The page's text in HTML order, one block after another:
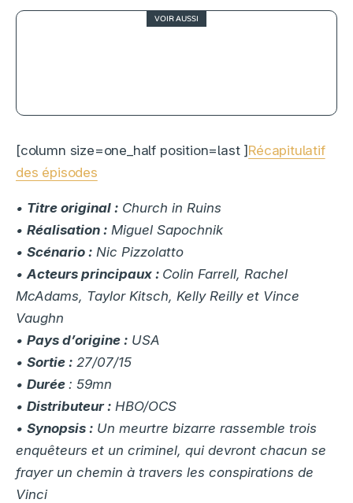
VOIR AUSSI
[column size=one_half position=last ]Récapitulatif
des épisodes
• Titre original : Church in Ruins
• Réalisation : Miguel Sapochnik
• Scénario : Nic Pizzolatto
• Acteurs principaux : Colin Farrell, Rachel
McAdams, Taylor Kitsch, Kelly Reilly et Vince
Vaughn
• Pays d’origine : USA
• Sortie : 27/07/15
• Durée : 59mn
• Distributeur : HBO/OCS
• Synopsis : Un meurtre bizarre rassemble trois
enquêteurs et un criminel, qui devront chacun se
frayer un chemin à travers les conspirations de
Vinci